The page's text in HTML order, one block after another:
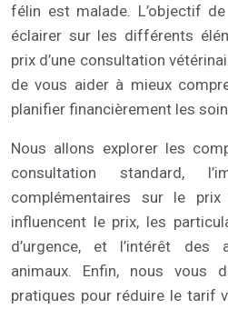
félin est malade. L’objectif
éclairer sur les différents
prix d’une consultation
de vous aider à mieux
planifier financièrement les
Nous allons explorer les
consultation standard,
complémentaires sur le
influencent le prix, les
d’urgence, et l’intérêt des
animaux. Enfin, nous vous
pratiques pour réduire le tarif